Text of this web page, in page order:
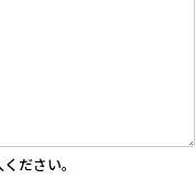
ださい。